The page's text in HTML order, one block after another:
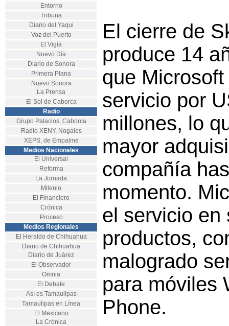
Entorno
Tribuna
Diario del Yaqui
Voz del Puerto
El Vigía
Nuevo Día
Diario de Sonora
Primera Plana
Nuevo Sonora
La Prensa
El Sol de Caborca
Radio
Grupo Palacios, Caborca
Radio XENY, Nogales
XEPS, de Empalme
Medios Nacionales
El Universal
Reforma
La Jornada
Milenio
El Financiero
Crónica
Proceso
Medios Regionales
El Heraldo de Chihuahua
Diario de Chihuahua
Diario de Juárez
El Observador
Omnia
El Debate
Así es Tamaulipas
Tamaulipas en Línea
El Mexicano
La Crónica
El cierre de
produce 14
que
servicio por
millones, lo
mayor
compañía
momento.
el servicio en
productos,
malogrado
para móviles
Phone.